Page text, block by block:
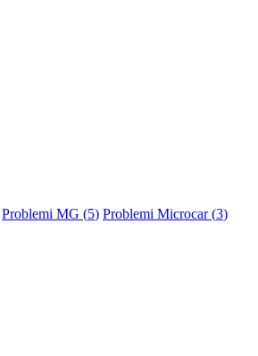
Problemi MG (5) Problemi Microcar (3)